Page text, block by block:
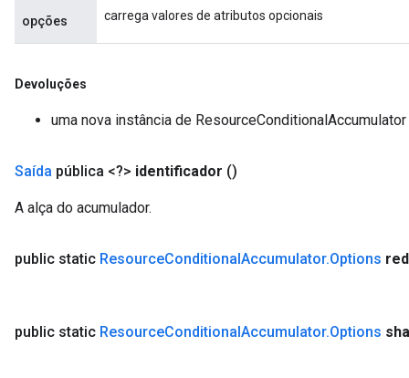
opções carrega valores de atributos opcionais
Devoluções
uma nova instância de ResourceConditionalAccumulator
Saída pública <?> identificador ()
A alça do acumulador.
public static ResourceConditionalAccumulator.Options
public static ResourceConditionalAccumulator.Options